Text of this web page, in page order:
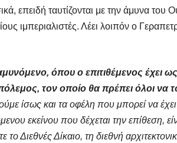
επειδή ταυτίζονται με την άμυνα του
ιμπεριαλιστές. Λέει λοιπόν ο
όπου ο επιτιθέμενος έχει
τον οποίο θα πρέπει όλοι να
ίσως και τα οφέλη που μπορεί να έχει
εκείνου που δέχεται την επίθεση,
Διεθνές Δίκαιο, τη διεθνή